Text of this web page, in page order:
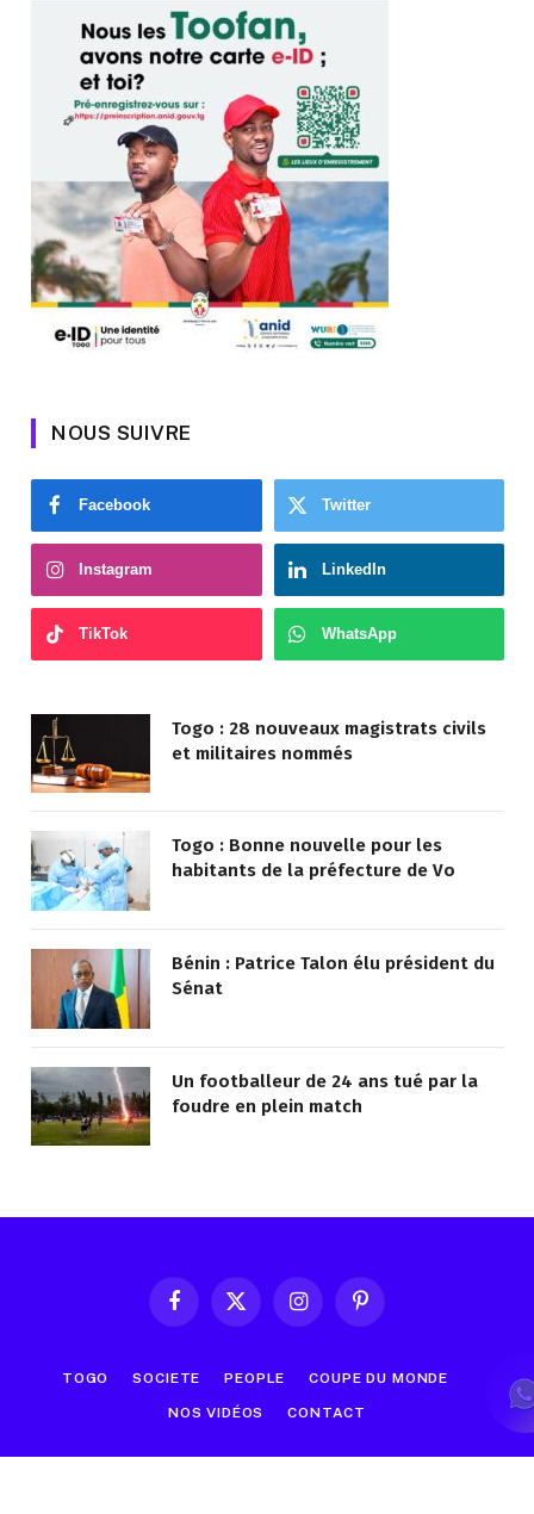
NOUS SUIVRE
Facebook Twitter
Instagram LinkedIn
TikTok WhatsApp
Togo : 28 nouveaux magistrats civils
et militaires nommés
Togo : Bonne nouvelle pour les
habitants de la préfecture de Vo
Bénin : Patrice Talon élu président du
Sénat
Un footballeur de 24 ans tué par la
foudre en plein match
FacebookX
InstagramPinterest
TOGO SOCIETE PEOPLE COUPE DU MONDE
NOS VIDÉOS CONTACT